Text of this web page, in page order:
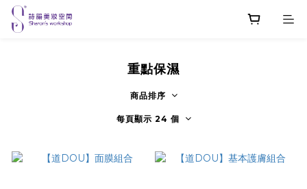
重點保濕
商品排序
每頁顯示 24 個